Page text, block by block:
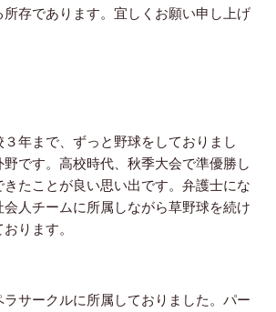
所存であります。宜しくお願い申し上げ
年まで、ずっと野球をしておりまし
です。高校時代、秋季大会で準優勝し
たことが良い思い出です。弁護士にな
会人チームに所属しながら草野球を続け
ります。
サークルに所属しておりました。パー